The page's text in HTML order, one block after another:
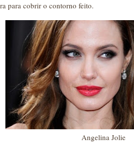
para cobrir o contorno feito.
Angelina Jolie